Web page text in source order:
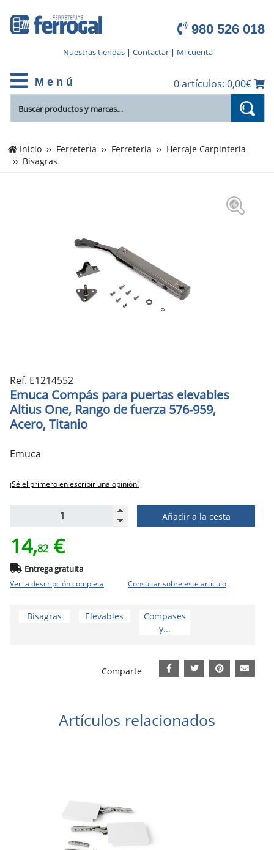
980 526 018
Nuestras tiendas| Contactar| Mi cuenta
M e n ú 0 artículos: 0,00€
Inicio Ferretería Ferreteria
Herraje Carpinteria
Bisagras
Ref. E1214552
Emuca Compás para puertas elevables
Altius One, Rango de fuerza 576-959,
Acero, Titanio
Emuca
¡Sé el primero en escribir una opinión!
Añadir a la cesta
14,82 €
Entrega gratuita
Ver la descripción completa Consultar sobre este artículo
Bisagras Elevables
Compases
y...
Comparte
Artículos relacionados